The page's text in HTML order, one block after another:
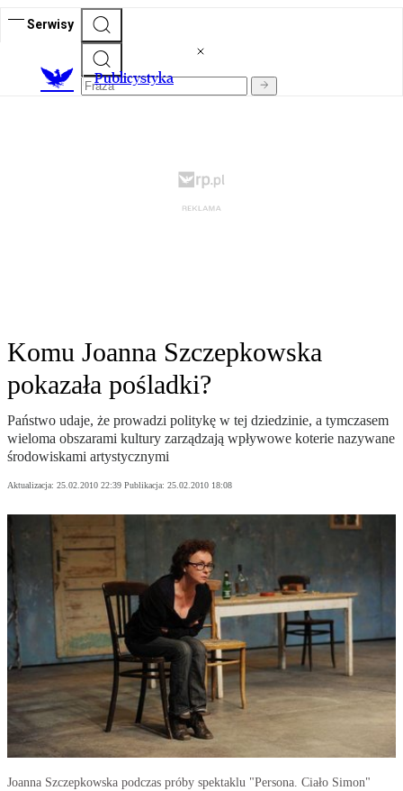
Serwisy
Publicystyka
Komu Joanna Szczepkowska
pokazała pośladki?
Państwo udaje, że prowadzi politykę w tej dziedzinie, a tymczasem
wieloma obszarami kultury zarządzają wpływowe koterie nazywane
środowiskami artystycznymi
Aktualizacja: 25.02.2010 22:39 Publikacja: 25.02.2010 18:08
Joanna Szczepkowska podczas próby spektaklu "Persona. Ciało Simon"